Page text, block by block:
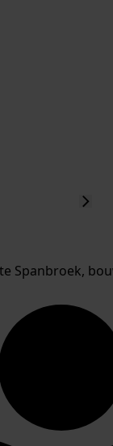
Spanbroek,